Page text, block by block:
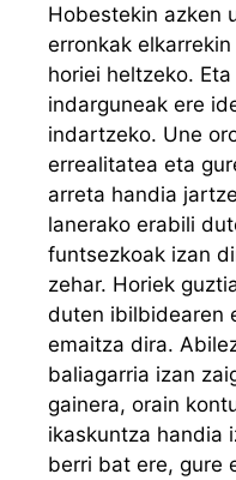
Hobestekin azken
erronkak
horiei heltzeko.
indarguneak ere
indartzeko. Une
errealitatea eta
arreta handia
lanerako erabili
funtsezkoak izan
zehar. Horiek
duten ibilbidearen
emaitza dira.
baliagarria izan
gainera, orain
ikaskuntza handia
berri bat ere, gure